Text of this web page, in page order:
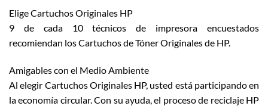
Elige Cartuchos Originales HP
9 de cada 10 técnicos de impresora encuestados
recomiendan los Cartuchos de Tóner Originales de HP.
Amigables con el Medio Ambiente
Al elegir Cartuchos Originales HP, usted está participando en
la economía circular. Con su ayuda, el proceso de reciclaje HP